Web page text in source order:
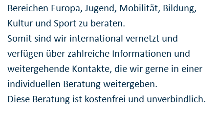
Bereichen Europa, Jugend, Mobilität, Bildung,
Kultur und Sport zu beraten.
Somit sind wir international vernetzt und
verfügen über zahlreiche Informationen und
weitergehende Kontakte, die wir gerne in einer
individuellen Beratung weitergeben.
Diese Beratung ist kostenfrei und unverbindlich.